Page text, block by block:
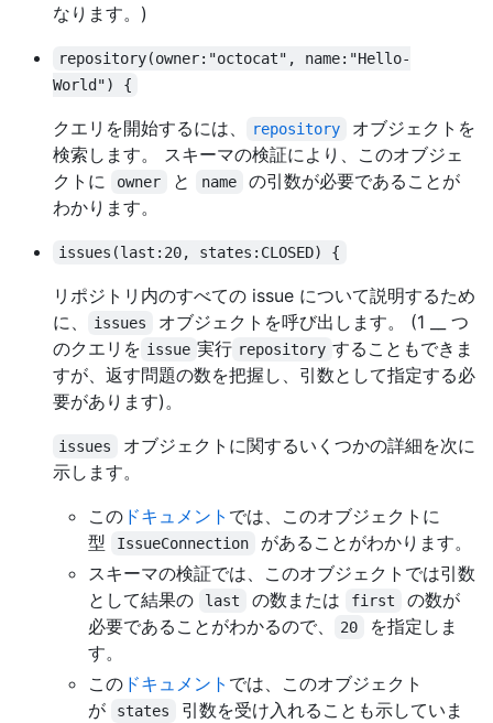
なります。)
repository(owner:"octocat", name:"Hello-
World") {
クエリを開始するには、 repository
オブジェクトを
検索します。 スキーマの検証により、このオブジェ
クトに
owner と name
の引数が必要であることが
わかります。
issues(last:20, states:CLOSED) {
リポジトリ内のすべての issue について説明するため
に、
issues
オブジェクトを呼び出します。 (1 __ つ
のクエリを issue 実行 repository することもできま
すが、返す問題の数を把握し、引数として指定する必
要があります)。
issues
オブジェクトに関するいくつかの詳細を次に
示します。
この ドキュメント では、このオブジェクトに
型
IssueConnection
があることがわかります。
スキーマの検証では、このオブジェクトでは引数
として結果の
last の数または first
の数が
必要であることがわかるので、
20
を指定しま
す。
この ドキュメント では、このオブジェクト
が
states
引数を受け入れることも示していま